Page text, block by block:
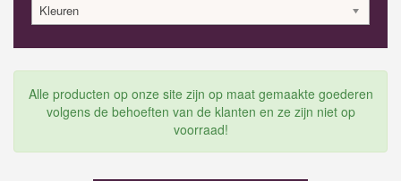
Kleuren
Alle producten op onze site zijn op maat gemaakte goederen
volgens de behoeften van de klanten en ze zijn niet op
voorraad!